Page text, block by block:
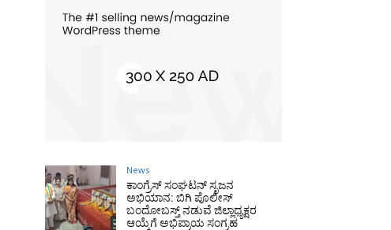
News
ಕಾಂಗ್ರೆಸ್ ಸಂಘಟನ್ ಸೃಜನ
ಅಭಿಯಾನ: ಬಿಗಿ ಪೊಲೀಸ್
ಬಂದೋಬಸ್ತ್ ನಡುವೆ ಜಿಲ್ಲಾಧ್ಯಕ್ಷರ
ಆಯ್ಕೆಗೆ ಅಭಿಪ್ರಾಯ ಸಂಗ್ರಹ